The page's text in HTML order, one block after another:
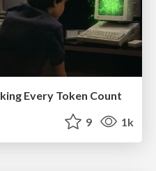
Every Token Count
9 1k